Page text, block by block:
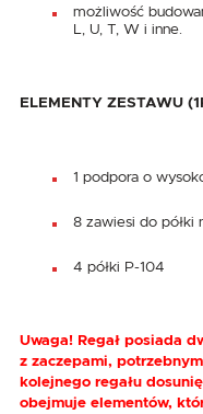
możliwość
L, U, T, W i inne.
ELEMENTY ZESTAWU
1 podpora o
8 zawiesi do półki
4 półki P-104
Uwaga! Regał posiada
z zaczepami,
kolejnego regału
obejmuje elementów,